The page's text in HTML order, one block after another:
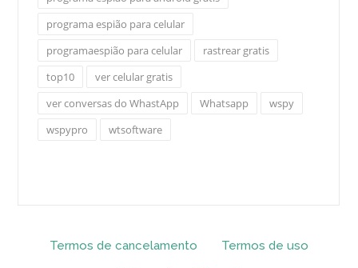
programa espião para celular
programaespião para celular
rastrear gratis
top10
ver celular gratis
ver conversas do WhastApp
Whatsapp
wspy
wspypro
wtsoftware
Termos de cancelamento Termos de uso